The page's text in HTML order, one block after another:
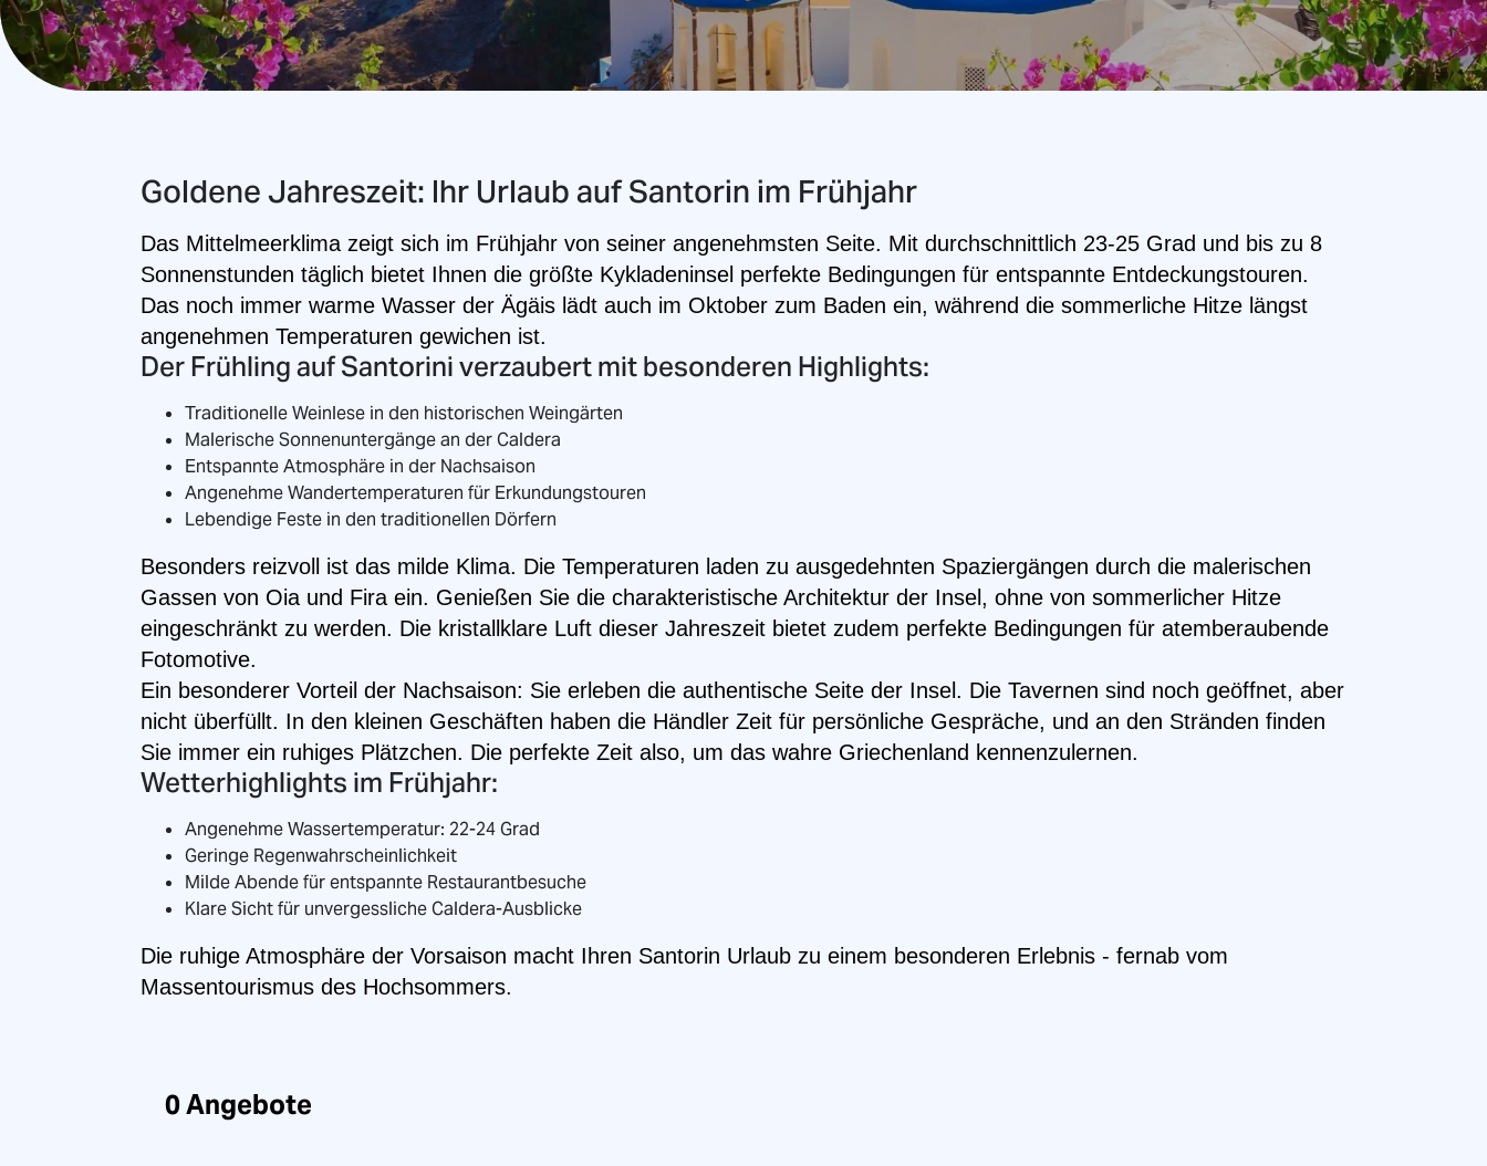
Goldene Jahreszeit: Ihr Urlaub auf Santorin im Frühjahr
Das Mittelmeerklima zeigt sich im Frühjahr von seiner angenehmsten Seite. Mit durchschnittlich 23-25 Grad und bis zu 8
Sonnenstunden täglich bietet Ihnen die größte Kykladeninsel perfekte Bedingungen für entspannte Entdeckungstouren.
Das noch immer warme Wasser der Ägäis lädt auch im Oktober zum Baden ein, während die sommerliche Hitze längst
angenehmen Temperaturen gewichen ist.
Der Frühling auf Santorini verzaubert mit besonderen Highlights:
Traditionelle Weinlese in den historischen Weingärten
Malerische Sonnenuntergänge an der Caldera
Entspannte Atmosphäre in der Nachsaison
Angenehme Wandertemperaturen für Erkundungstouren
Lebendige Feste in den traditionellen Dörfern
Besonders reizvoll ist das milde Klima. Die Temperaturen laden zu ausgedehnten Spaziergängen durch die malerischen
Gassen von Oia und Fira ein. Genießen Sie die charakteristische Architektur der Insel, ohne von sommerlicher Hitze
eingeschränkt zu werden. Die kristallklare Luft dieser Jahreszeit bietet zudem perfekte Bedingungen für atemberaubende
Fotomotive.
Ein besonderer Vorteil der Nachsaison: Sie erleben die authentische Seite der Insel. Die Tavernen sind noch geöffnet, aber
nicht überfüllt. In den kleinen Geschäften haben die Händler Zeit für persönliche Gespräche, und an den Stränden finden
Sie immer ein ruhiges Plätzchen. Die perfekte Zeit also, um das wahre Griechenland kennenzulernen.
Wetterhighlights im Frühjahr:
Angenehme Wassertemperatur: 22-24 Grad
Geringe Regenwahrscheinlichkeit
Milde Abende für entspannte Restaurantbesuche
Klare Sicht für unvergessliche Caldera-Ausblicke
Die ruhige Atmosphäre der Vorsaison macht Ihren Santorin Urlaub zu einem besonderen Erlebnis - fernab vom
Massentourismus des Hochsommers.
0Angebote